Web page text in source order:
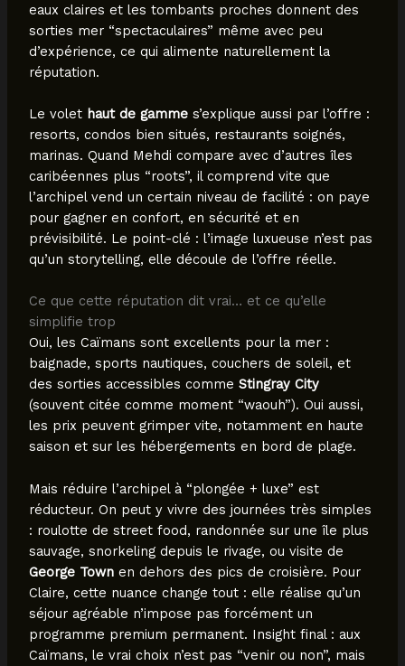
eaux claires et les tombants proches donnent des
sorties mer “spectaculaires” même avec peu
d’expérience, ce qui alimente naturellement la
réputation.
Le volet haut de gammes’explique aussi par l’offre :
resorts, condos bien situés, restaurants soignés,
marinas. Quand Mehdi compare avec d’autres îles
caribéennes plus “roots”, il comprend vite que
l’archipel vend un certain niveau de facilité : on paye
pour gagner en confort, en sécurité et en
prévisibilité. Le point-clé : l’image luxueuse n’est pas
qu’un storytelling, elle découle de l’offre réelle.
Ce que cette réputation dit vrai… et ce qu’elle
simplifie trop
Oui, les Caïmans sont excellents pour la mer :
baignade, sports nautiques, couchers de soleil, et
des sorties accessibles comme Stingray City
(souvent citée comme moment “waouh”). Oui aussi,
les prix peuvent grimper vite, notamment en haute
saison et sur les hébergements en bord de plage.
Mais réduire l’archipel à “plongée + luxe” est
réducteur. On peut y vivre des journées très simples
: roulotte de street food, randonnée sur une île plus
sauvage, snorkeling depuis le rivage, ou visite de
George Townen dehors des pics de croisière. Pour
Claire, cette nuance change tout : elle réalise qu’un
séjour agréable n’impose pas forcément un
programme premium permanent. Insight final : aux
Caïmans, le vrai choix n’est pas “venir ou non”, mais